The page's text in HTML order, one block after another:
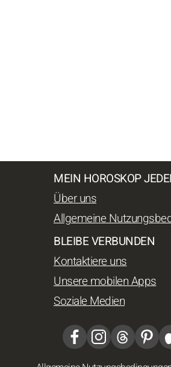
MEIN HOROSKOP
Über uns
Allgemeine
BLEIBE VERBUNDEN
Kontaktiere uns
Unsere mobilen Apps
Soziale Medien